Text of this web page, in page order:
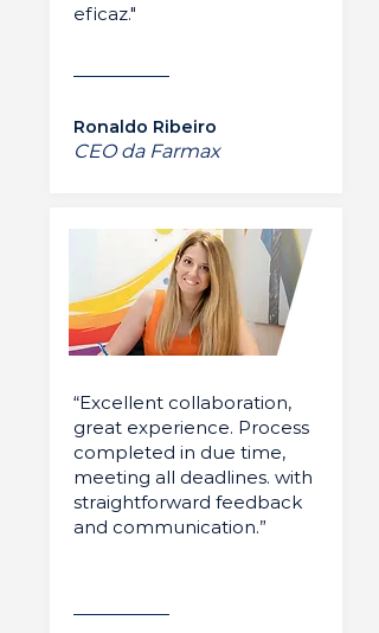
eficaz."
Ronaldo Ribeiro
CEO da Farmax
“Excellent collaboration,
great experience. Process
completed in due time,
meeting all deadlines. with
straightforward feedback
and communication.”